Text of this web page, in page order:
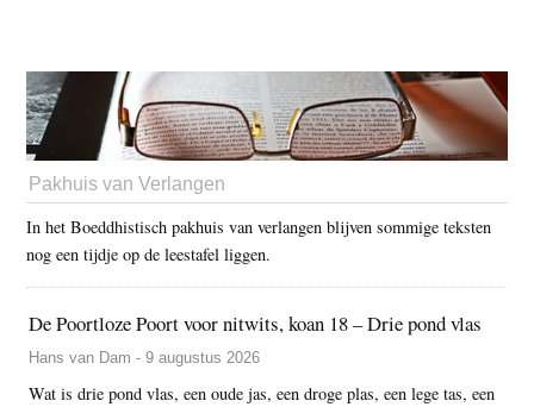
Pakhuis van Verlangen
In het Boeddhistisch pakhuis van verlangen blijven sommige teksten
nog een tijdje op de leestafel liggen.
De Poortloze Poort voor nitwits, koan 18 – Drie pond vlas
Hans van Dam - 9 augustus 2026
Wat is drie pond vlas, een oude jas, een droge plas, een lege tas, een